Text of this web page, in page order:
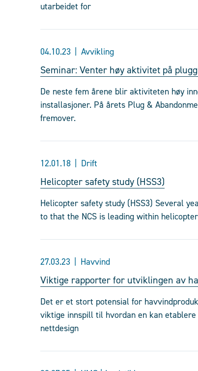
utarbeidet for
04.10.23 Avvikling
Seminar: Venter høy aktivitet på
De neste fem årene blir aktiviteten høy
installasjoner. På årets Plug &
fremover.
12.01.18 Drift
Helicopter safety study (HSS3)
Helicopter safety study (HSS3) Several
to that the NCS is leading within
27.03.23 Havvind
Viktige rapporter for utviklingen av
Det er et stort potensial for
viktige innspill til hvordan en kan
nettdesign